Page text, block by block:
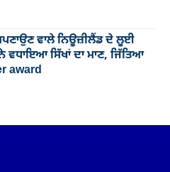
ਵਾਲੇ ਨਿਊਜ਼ੀਲੈਂਡ ਦੇ ਲੂਈ
ਵਧਾਇਆ ਸਿੱਖਾਂ ਦਾ ਮਾਣ, ਜਿੱਤਿਆ
award